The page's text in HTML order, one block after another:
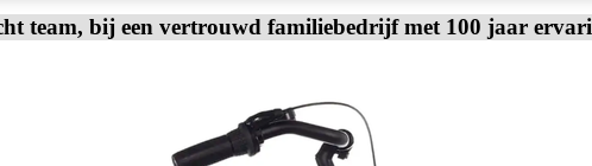
team, bij een vertrouwd familiebedrijf met 100 jaar